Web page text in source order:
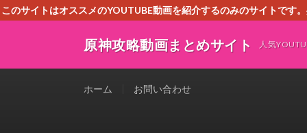
このサイトはオススメのYOUTUBE動画を紹介するのみのサイトです
原神攻略動画まとめサイト 人気
ホーム お問い合わせ